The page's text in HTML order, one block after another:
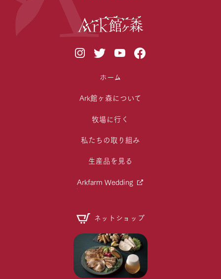
ホーム
Ark館ヶ森について
牧場に行く
私たちの取り組み
生産品を見る
Arkfarm Wedding
ネットショップ